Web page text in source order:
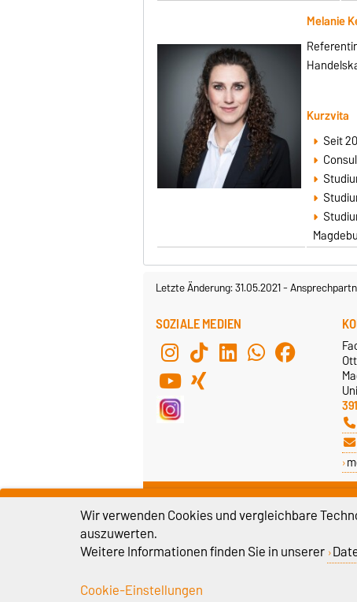
Melanie
Kurzvita
Seit
Letzte Änderung: 31.05.2021-
SOZIALE MEDIEN
Wir verwenden Cookies und vergleichbare
auszuwerten.
Weitere Informationen finden Sie in unserer
Cookie-Einstellungen